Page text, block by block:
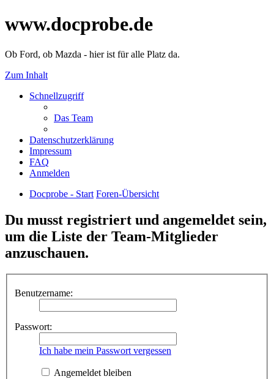
www.docprobe.de
Ob Ford, ob Mazda - hier ist für alle Platz da.
Zum Inhalt
Schnellzugriff
Das Team
Datenschutzerklärung
Impressum
FAQ
Anmelden
Docprobe - Start Foren-Übersicht
Du musst registriert und angemeldet sein,
um die Liste der Team-Mitglieder
anzuschauen.
Benutzername:
Passwort:
Ich habe mein Passwort vergessen
Angemeldet bleiben